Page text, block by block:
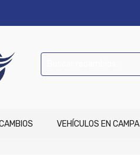
VEHÍCULOS EN CAMPA